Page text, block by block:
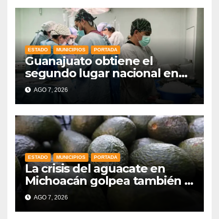
ESTADO MUNICIPIOS PORTADA
Guanajuato obtiene el
segundo lugar nacional en
procuración de órganos
AGO 7, 2026
ESTADO MUNICIPIOS PORTADA
La crisis del aguacate en
Michoacán golpea también a
productores de Guanajuato
AGO 7, 2026